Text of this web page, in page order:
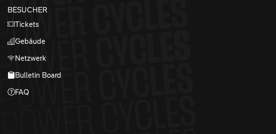
BESUCHER
Tickets
Gebäude
Netzwerk
Bulletin Board
FAQ